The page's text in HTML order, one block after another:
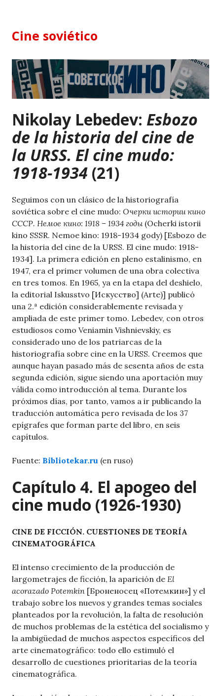
content
Cine soviético
Nikolay Lebedev: Esbozo
de la historia del cine de
la URSS. El cine mudo:
1918-1934 (21)
Seguimos con un clásico de la historiografía
soviética sobre el cine mudo: Очерки истории кино
СССР. Немое кино: 1918 – 1934 годы (Ocherki istorii
kino SSSR. Nemoe kino: 1918-1934 gody) [Esbozo de
la historia del cine de la URSS. El cine mudo: 1918-
1934]. La primera edición en pleno estalinismo, en
1947, era el primer volumen de una obra colectiva
en tres tomos. En 1965, ya en la etapa del deshielo,
la editorial Iskusstvo [Искусство] (Arte)] publicó
una 2.ª edición considerablemente revisada y
ampliada de este primer tomo. Lebedev, con otros
estudiosos como Veniamin Vishnievskiy, es
considerado uno de los patriarcas de la
historiografía sobre cine en la URSS. Creemos que
aunque hayan pasado más de sesenta años de esta
segunda edición, sigue siendo una aportación muy
válida como introducción al tema. Durante los
próximos días, por tanto, vamos a ir publicando la
traducción automática pero revisada de los 37
epígrafes que forman parte del libro, en seis
capítulos.
Fuente: Bibliotekar.ru (en ruso)
Capítulo 4. El apogeo del
cine mudo (1926-1930)
CINE DE FICCIÓN. CUESTIONES DE TEORÍA
CINEMATOGRÁFICA
El intenso crecimiento de la producción de
largometrajes de ficción, la aparición de El
acorazado Potemkin [Броненосец «Потемкин»] y el
trabajo sobre los nuevos y grandes temas sociales
planteados por la revolución, la falta de resolución
de muchos problemas de la estética del socialismo y
la ambigüedad de muchos aspectos específicos del
arte cinematográfico: todo ello estimuló el
desarrollo de cuestiones prioritarias de la teoría
cinematográfica.